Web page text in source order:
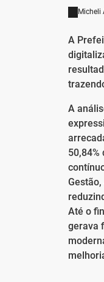
Micheli
A
A
Até o
gerava